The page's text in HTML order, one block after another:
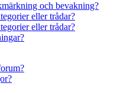
och bevakning?
eller trådar?
eller trådar?